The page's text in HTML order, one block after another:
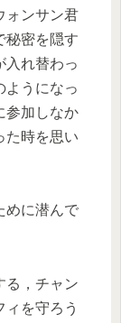
ォンサン君
秘密を隠す
入れ替わっ
ようになっ
参加しなか
た時を思い
めに潜んで
る，チャン
を守ろう